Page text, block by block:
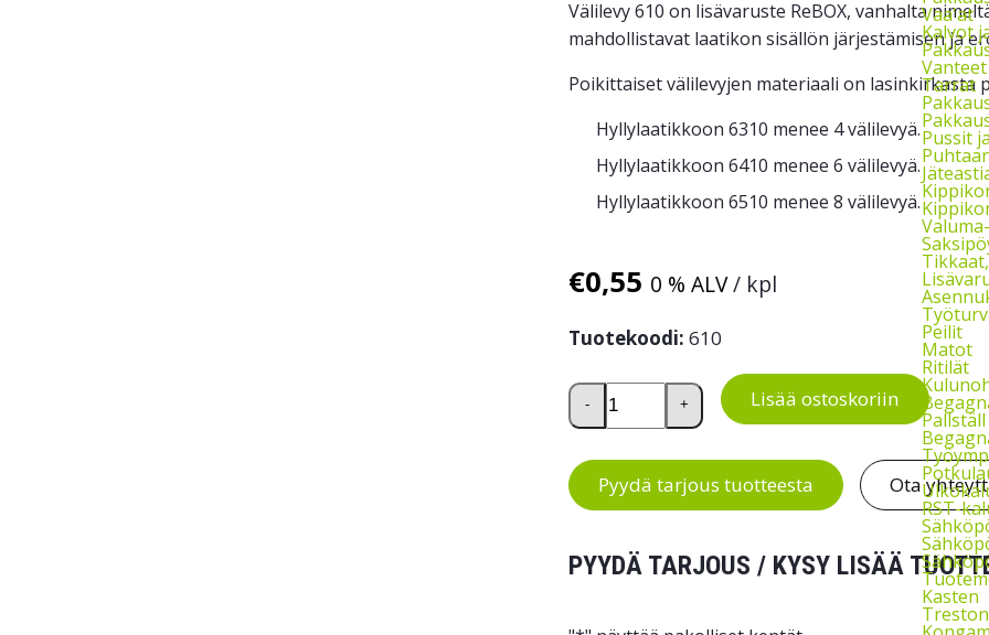
Vaa'at
Kalvot
Vanteet
Tarrat
Pussit
Peilit
Matot
Ritilät
RST-
Kasten
Välilevy 610 on lisävaruste ReBOX, vanhalta
mahdollistavat laatikon sisällön järjestämisen ja
Poikittaiset välilevyjen materiaali on lasinkirkasta
Hyllylaatikkoon 6310 menee 4 välilevyä.
Hyllylaatikkoon 6410 menee 6 välilevyä.
Hyllylaatikkoon 6510 menee 8 välilevyä.
€0,55 0 % ALV/ kpl
Tuotekoodi: 610
Välilevy 610 ReBOX-hyllylaatikoihin 6310, 6410 ja
- + Lisää ostoskoriin
Pyydä tarjous tuotteesta Ota
PYYDÄ TARJOUS / KYSY LISÄÄ